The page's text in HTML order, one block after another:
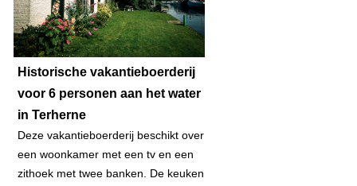
Historische vakantieboerderij
voor 6 personen aan het water
in Terherne
Deze vakantieboerderij beschikt over
een woonkamer met een tv en een
zithoek met twee banken. De keuken